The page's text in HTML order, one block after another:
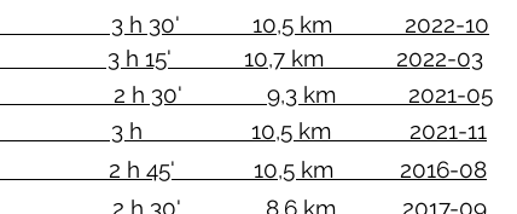
3 h 15' 10,7 km 2022-03
3 h 10,5 km 2021-11
2 h 30' 9,3 km 2021-05
LU 2 h 45' 10,5 km 2016-08
2 h 30' 8,6 km 2017-09
3 h 30' 10,5 km 2022-10